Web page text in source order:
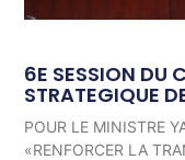
6E SESSION DU
STRATEGIQUE
POUR LE MINISTRE
«RENFORCER LA